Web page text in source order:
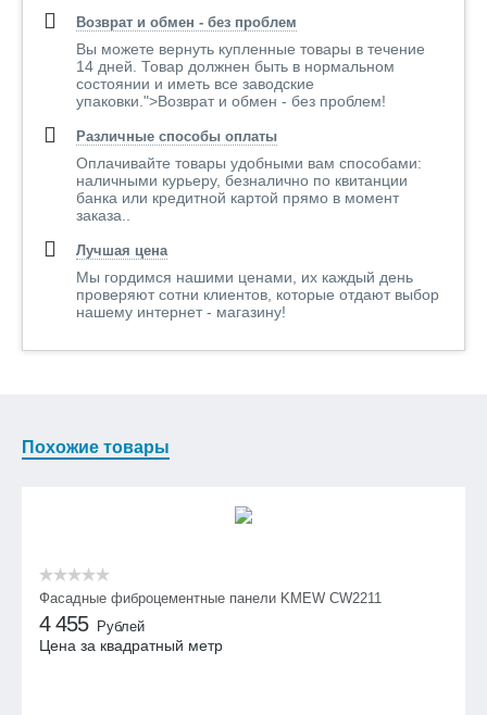
Возврат и обмен - без проблем
Вы можете вернуть купленные товары в течение
14 дней. Товар должнен быть в нормальном
состоянии и иметь все заводские
упаковки.">Возврат и обмен - без проблем!
Различные способы оплаты
Оплачивайте товары удобными вам способами:
наличными курьеру, безналично по квитанции
банка или кредитной картой прямо в момент
заказа..
Лучшая цена
Мы гордимся нашими ценами, их каждый день
проверяют сотни клиентов, которые отдают выбор
нашему интернет - магазину!
Похожие товары
Фасадные фиброцементные панели KMEW CW2211
4 455 Рублей
Цена за квадратный метр